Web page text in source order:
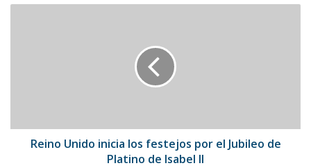
de
PlatinoReino Unido inicia los festejos por el Jubileo de
Platino de Isabel II